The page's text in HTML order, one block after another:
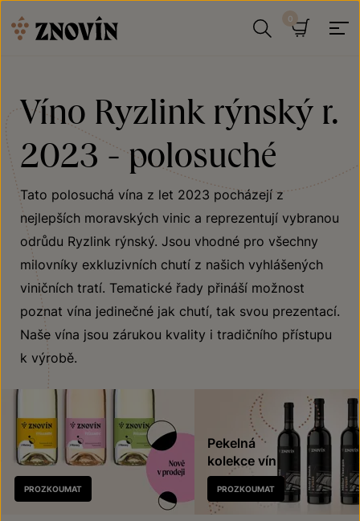
Víno Ryzlink rýnský r.
2023 - polosuché
Tato polosuchá vína z let 2023 pocházejí z
nejlepších moravských vinic a reprezentují vybranou
odrůdu Ryzlink rýnský. Jsou vhodné pro všechny
milovníky exkluzivních chutí z našich vyhlášených
viničních tratí. Tematické řady přináší možnost
poznat vína jedinečné jak chutí, tak svou prezentací.
Naše vína jsou zárukou kvality i tradičního přístupu
k výrobě.
Nově
v prodeji
PROZKOUMAT
Pekelná
kolekce vín
PROZKOUMAT